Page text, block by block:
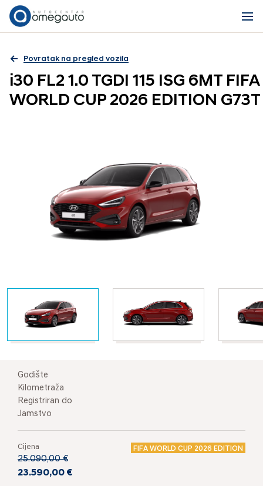
Povratak na pregled vozila
i30 FL2 1.0 TGDI 115 ISG 6MT FIFA
WORLD CUP 2026 EDITION G73T
Godište
Kilometraža
Registriran do
Jamstvo
Cijena FIFA WORLD CUP 2026 EDITION
25.090,00 €
23.590,00 €